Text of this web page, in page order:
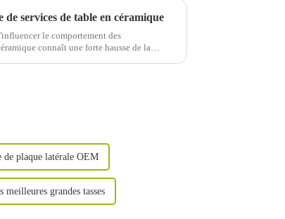
services de table en céramique
le comportement des
connaît une forte hausse de la
de plaque latérale OEM
meilleures grandes tasses